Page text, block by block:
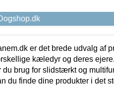
er det brede udvalg af
kæledyr og deres
du brug for slidstærkt og
du finde dine produkter i det